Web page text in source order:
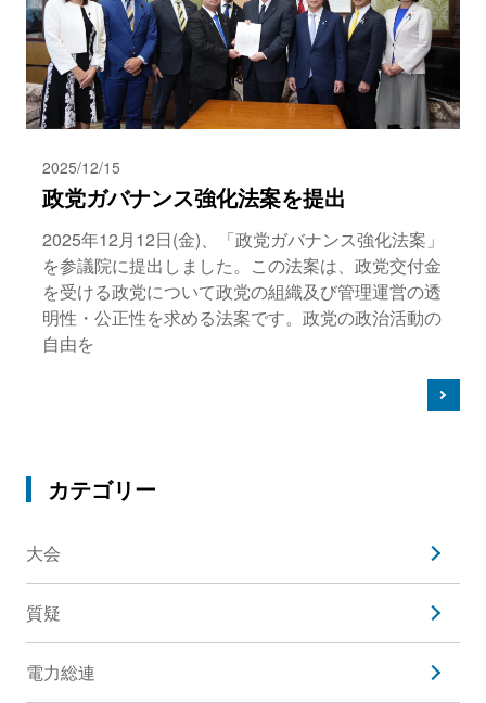
2025/12/15
政党ガバナンス強化法案を提出
2025年12月12日(金)、「政党ガバナンス強化法案」
を参議院に提出しました。この法案は、政党交付金
を受ける政党について政党の組織及び管理運営の透
明性・公正性を求める法案です。政党の政治活動の
自由を
カテゴリー
大会
質疑
電力総連